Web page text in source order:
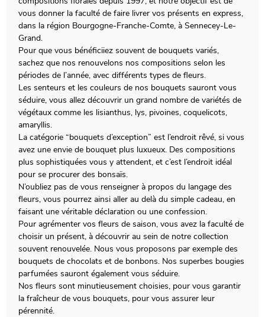
vous donner la faculté de faire livrer vos présents en express,
dans la région Bourgogne-Franche-Comte, à Sennecey-Le-
Grand.
Pour que vous bénéficiiez souvent de bouquets variés,
sachez que nos renouvelons nos compositions selon les
périodes de l’année, avec différents types de fleurs.
Les senteurs et les couleurs de nos bouquets sauront vous
séduire, vous allez découvrir un grand nombre de variétés de
végétaux comme les lisianthus, lys, pivoines, coquelicots,
amaryllis.
La catégorie “bouquets d’exception” est l’endroit rêvé, si vous
avez une envie de bouquet plus luxueux. Des compositions
plus sophistiquées vous y attendent, et c’est l’endroit idéal
pour se procurer des bonsaïs.
N’oubliez pas de vous renseigner à propos du langage des
fleurs, vous pourrez ainsi aller au delà du simple cadeau, en
faisant une véritable déclaration ou une confession.
Pour agrémenter vos fleurs de saison, vous avez la faculté de
choisir un présent, à découvrir au sein de notre collection
souvent renouvelée. Nous vous proposons par exemple des
bouquets de chocolats et de bonbons. Nos superbes bougies
parfumées sauront également vous séduire.
Nos fleurs sont minutieusement choisies, pour vous garantir
la fraîcheur de vous bouquets, pour vous assurer leur
pérennité.